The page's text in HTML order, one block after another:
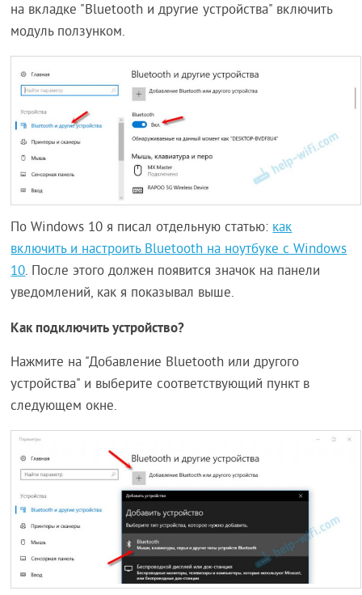
на вкладке "Bluetooth и другие устройства" включить
модуль ползунком.
По Windows 10 я писал отдельную статью:как
включить и настроить Bluetooth на ноутбуке с Windows
10. После этого должен появится значок на панели
уведомлений, как я показывал выше.
Как подключить устройство?
Нажмите на "Добавление Bluetooth или другого
устройства" и выберите соответствующий пункт в
следующем окне.